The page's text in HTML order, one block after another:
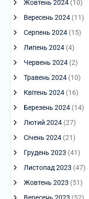
Жовтень 2024(10)
Вересень 2024(11)
Серпень 2024(15)
Липень 2024(4)
Червень 2024(2)
Травень 2024(10)
Квітень 2024(16)
Березень 2024(14)
Лютий 2024(27)
Січень 2024(21)
Грудень 2023 (41)
Листопад 2023 (47)
Жовтень 2023 (51)